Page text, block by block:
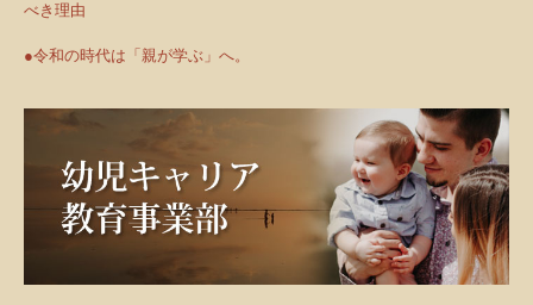
べき理由
●令和の時代は「親が学ぶ」へ。